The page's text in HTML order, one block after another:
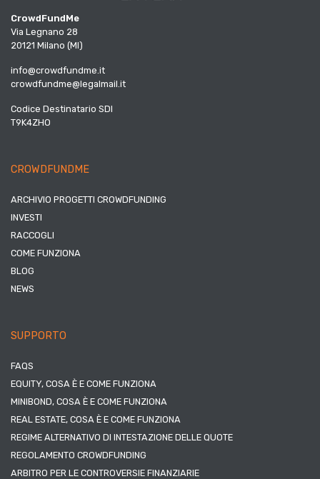
CrowdFundMe
Via Legnano 28
20121 Milano (MI)
info@crowdfundme.it
crowdfundme@legalmail.it
Codice Destinatario SDI
T9K4ZHO
CROWDFUNDME
ARCHIVIO PROGETTI CROWDFUNDING
INVESTI
RACCOGLI
COME FUNZIONA
BLOG
NEWS
SUPPORTO
FAQS
EQUITY, COSA È E COME FUNZIONA
MINIBOND, COSA È E COME FUNZIONA
REAL ESTATE, COSA È E COME FUNZIONA
REGIME ALTERNATIVO DI INTESTAZIONE DELLE QUOTE
REGOLAMENTO CROWDFUNDING
ARBITRO PER LE CONTROVERSIE FINANZIARIE